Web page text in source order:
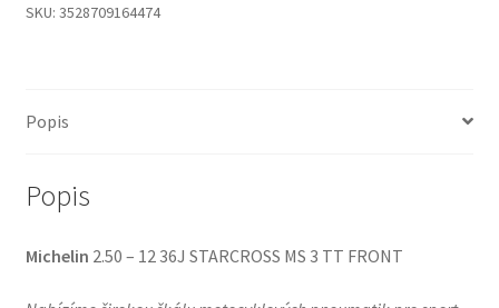
SKU: 3528709164474
Popis
Popis
Michelin 2.50 – 12 36J STARCROSS MS 3 TT FRONT